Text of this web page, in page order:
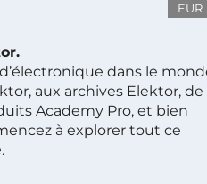
EUR
dans le
aux archives Elektor, de
Academy Pro, et bien
à explorer tout ce